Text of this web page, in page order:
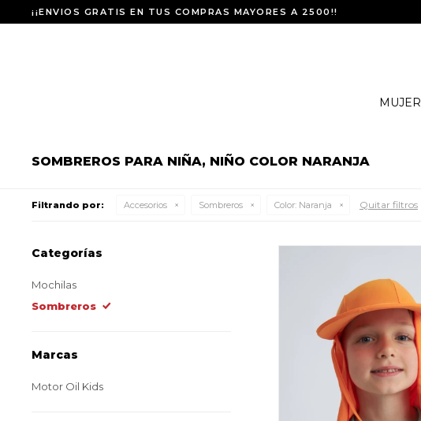
MUJER
¡¡ENVIOS GRATIS EN TUS COMPRAS MAYORES A 2500!!
SOMBREROS PARA NIÑA, NIÑO COLOR NARANJA
Filtrando por: Accesorios Sombreros Color: Naranja Quitar filtros
Categorías
Mochilas
Sombreros
Marcas
Motor Oil Kids